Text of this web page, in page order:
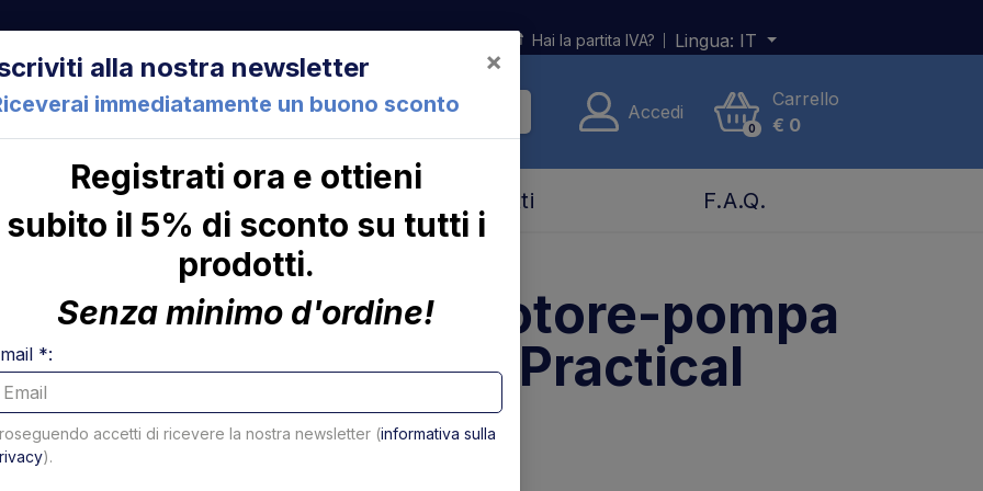
Cesena (FC) Italia Hai la partita IVA? Lingua: IT
Accedi
0
Carrello
€ 0
Contatti F.A.Q.
Giunto motore-pompa Business Practical
Giunto motore-pompa
Business Practical
Codice: 23912T
alla nostra newsletter
immediatamente un buono sconto
×
Registrati ora e ottieni
subito il 5% di sconto su tutti i
prodotti.
Senza minimo d'ordine!
*:
accetti di ricevere la nostra newsletter (informativa sulla
).